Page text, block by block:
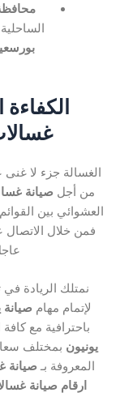
غسالات
الغسالة جزء لا
من أجل صيانة
العشوائي بين
نمتلك الريادة
لإتمام مهام صيانة
باحترافية مع
يونيون بمختلف
المعروفة بـ صيانة
ارقام صيانة